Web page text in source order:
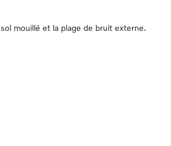
mouillé et la plage de bruit externe.